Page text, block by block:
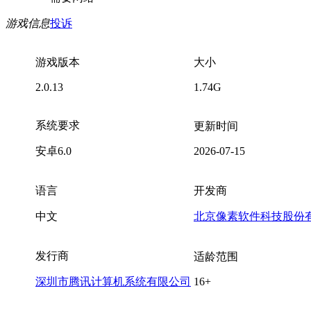
游戏信息投诉
游戏版本
2.0.13
大小
1.74G
系统要求
安卓6.0
更新时间
2026-07-15
语言
中文
开发商
北京像素软件科技股份
发行商
深圳市腾讯计算机系统有限公司
适龄范围
16+